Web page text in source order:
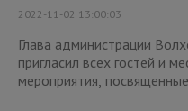
2022-11-02 13:00:03
Глава администрации
пригласил всех гостей и
мероприятия,